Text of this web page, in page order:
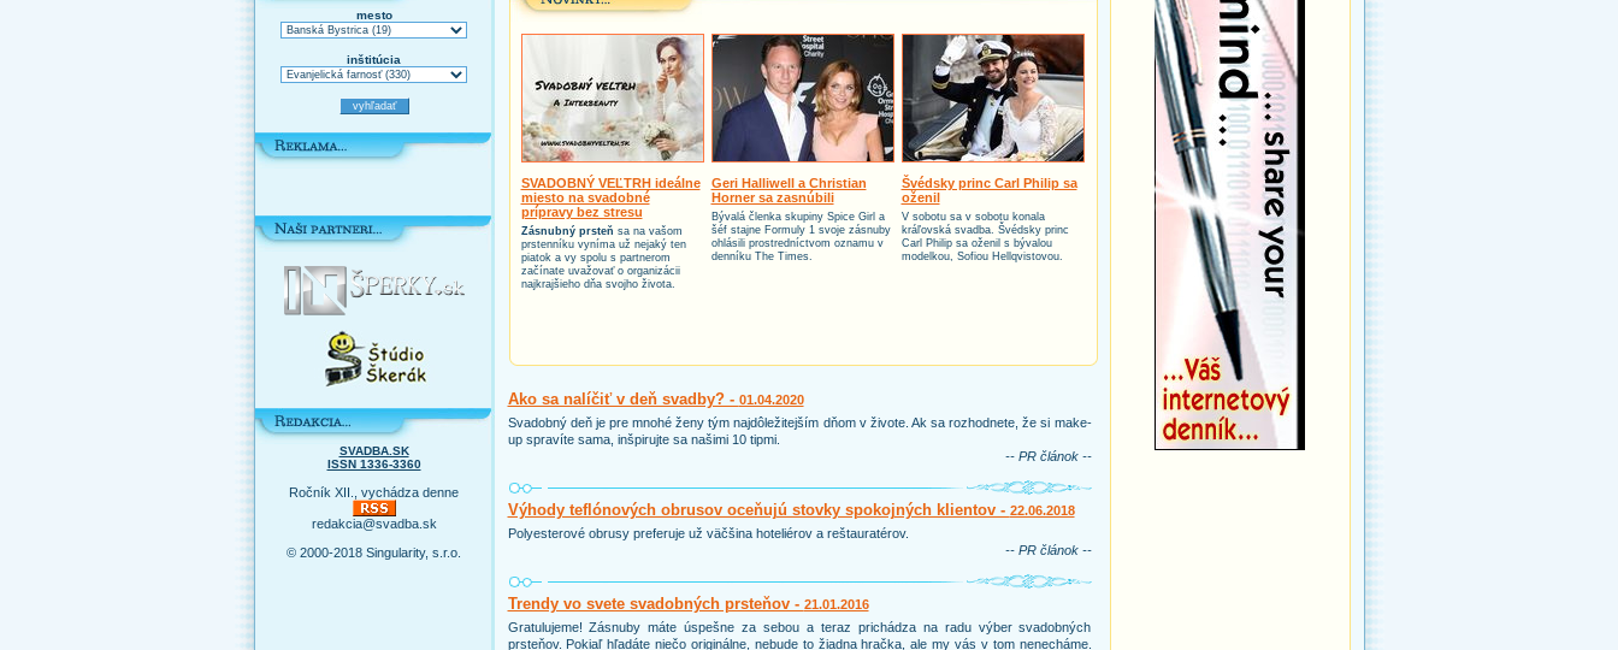
mesto
inštitúcia
SVADBA.SK
ISSN 1336-3360
Ročník XII., vychádza denne
redakcia@svadba.sk
© 2000-2018 Singularity, s.r.o.
SVADOBNÝ VEĽTRH ideálne
miesto na svadobné
prípravy bez stresu
Zásnubný prsteň sa na vašom
prstenníku vyníma už nejaký ten
piatok a vy spolu s partnerom
začínate uvažovať o organizácii
najkrajšieho dňa svojho života.
Geri Halliwell a Christian
Horner sa zasnúbili
Bývalá členka skupiny Spice Girl a
šéf stajne Formuly 1 svoje zásnuby
ohlásili prostredníctvom oznamu v
denníku The Times.
Švédsky princ Carl Philip sa
oženil
V sobotu sa v sobotu konala
kráľovská svadba. Švédsky princ
Carl Philip sa oženil s bývalou
modelkou, Sofiou Hellqvistovou.
Ako sa nalíčiť v deň svadby? - 01.04.2020
Svadobný deň je pre mnohé ženy tým najdôležitejším dňom v živote. Ak sa rozhodnete, že si make-
up spravíte sama, inšpirujte sa našimi 10 tipmi.
-- PR článok --
Výhody teflónových obrusov oceňujú stovky spokojných klientov - 22.06.2018
Polyesterové obrusy preferuje už väčšina hoteliérov a reštauratérov.
-- PR článok --
Trendy vo svete svadobných prsteňov - 21.01.2016
Gratulujeme! Zásnuby máte úspešne za sebou a teraz prichádza na radu výber svadobných
prsteňov. Pokiaľ hľadáte niečo originálne, nebude to žiadna hračka, ale my vás v tom nenecháme.